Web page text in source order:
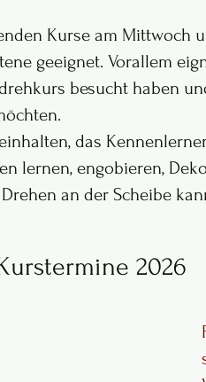
Kurse am Mittwoch
geeignet. Vorallem
besucht haben
das
lernen, engobieren,
an der Scheibe
2026